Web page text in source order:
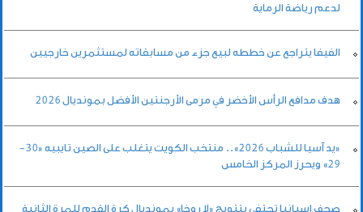
لدعم رياضة الرماية
الفيفا يتراجع عن خططه لبيع جزء من مسابقاته لمستثمرين خارجيين
هدف مدافع الرأس الأخضر في مرمى الأرجنتين الأفضل بمونديال 2026
«يد آسيا للشباب 2026».. منتخب الكويت يتغلب على الصين تايبيه «30-
29» ويحرز المركز الخامس
صحف إسبانيا تحتفي بتتويج «لا روخا» بمونديال كرة القدم للمرة الثانية